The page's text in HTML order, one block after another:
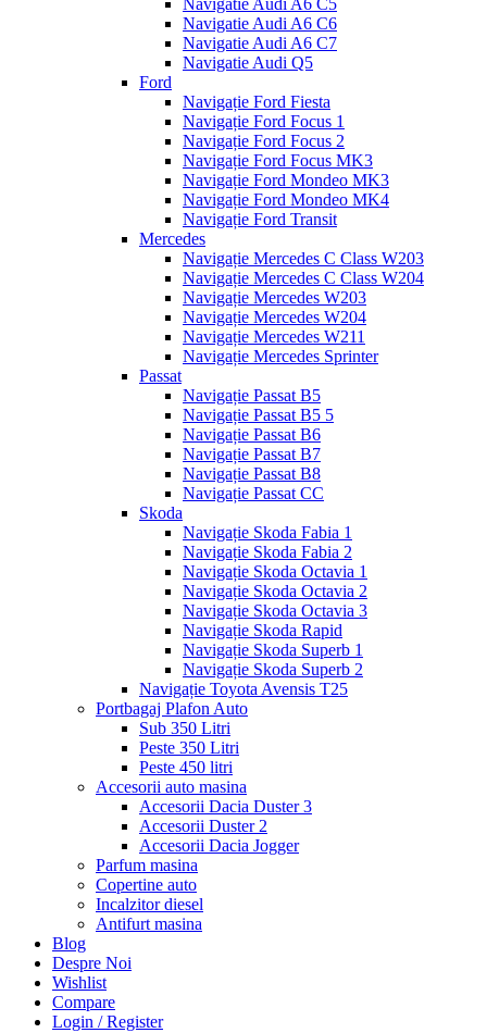
Navigatie Audi A6 C5
Navigatie Audi A6 C6
Navigatie Audi A6 C7
Navigatie Audi Q5
Ford
Navigație Ford Fiesta
Navigație Ford Focus 1
Navigație Ford Focus 2
Navigație Ford Focus MK3
Navigație Ford Mondeo MK3
Navigație Ford Mondeo MK4
Navigație Ford Transit
Mercedes
Navigație Mercedes C Class W203
Navigație Mercedes C Class W204
Navigație Mercedes W203
Navigație Mercedes W204
Navigație Mercedes W211
Navigație Mercedes Sprinter
Passat
Navigație Passat B5
Navigație Passat B5 5
Navigație Passat B6
Navigație Passat B7
Navigație Passat B8
Navigație Passat CC
Skoda
Navigație Skoda Fabia 1
Navigație Skoda Fabia 2
Navigație Skoda Octavia 1
Navigație Skoda Octavia 2
Navigație Skoda Octavia 3
Navigație Skoda Rapid
Navigație Skoda Superb 1
Navigație Skoda Superb 2
Navigație Toyota Avensis T25
Portbagaj Plafon Auto
Sub 350 Litri
Peste 350 Litri
Peste 450 litri
Accesorii auto masina
Accesorii Dacia Duster 3
Accesorii Duster 2
Accesorii Dacia Jogger
Parfum masina
Copertine auto
Incalzitor diesel
Antifurt masina
Blog
Despre Noi
Wishlist
Compare
Login / Register